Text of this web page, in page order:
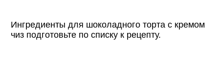
Ингредиенты для шоколадного торта с кремом
чиз подготовьте по списку к рецепту.